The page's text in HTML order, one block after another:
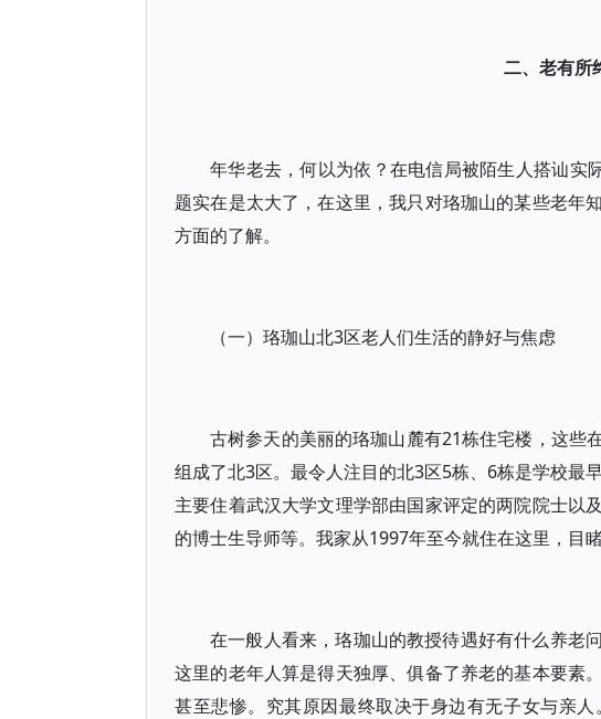
二、老有所
年华老去，何以为依？在电信局被陌生人搭讪实
题实在是太大了，在这里，我只对珞珈山的某些老年
方面的了解。
（一）珞珈山北3区老人们生活的静好与焦虑
古树参天的美丽的珞珈山麓有21栋住宅楼，这些
组成了北3区。最令人注目的北3区5栋、6栋是学校最
主要住着武汉大学文理学部由国家评定的两院院士以
的博士生导师等。我家从1997年至今就住在这里，目
在一般人看来，珞珈山的教授待遇好有什么养老
这里的老年人算是得天独厚、俱备了养老的基本要素
甚至悲惨。究其原因最终取决于身边有无子女与亲